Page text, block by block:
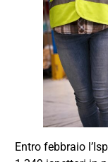
Entro febbraio